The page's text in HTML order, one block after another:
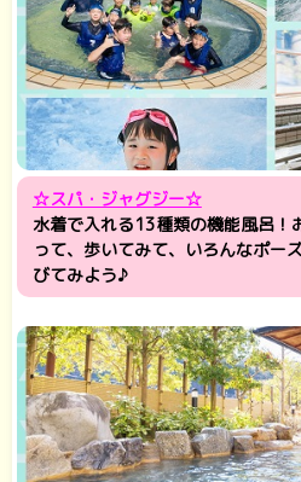
☆スパ・ジャグジー☆
水着で入れる13種類の機能風呂！
って、歩いてみて、いろんなポー
びてみよう♪